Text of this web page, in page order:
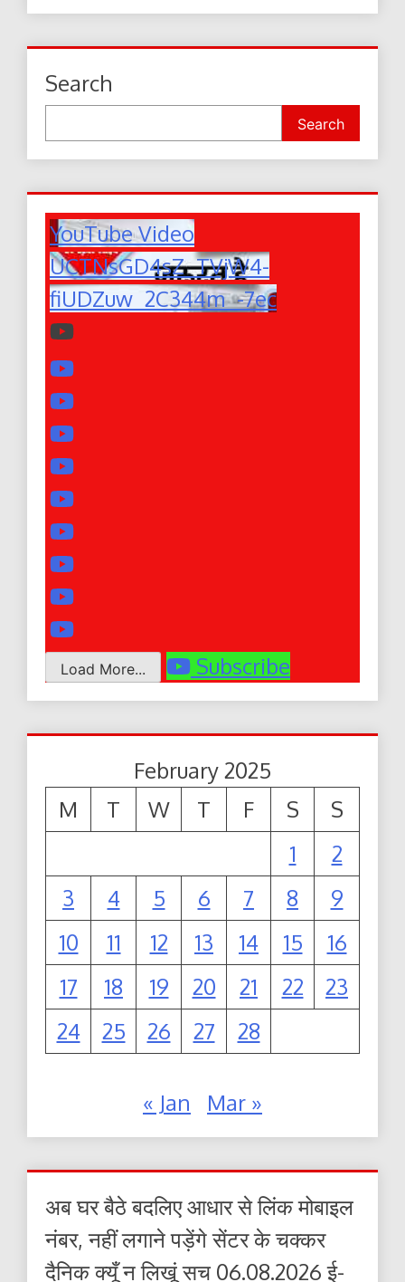
Search
Search
YouTube Video
UCTNsGD4sZ_TVjW4-
fiUDZuw_2C344m_-7ec
Load More... Subscribe
February 2025
M
T W T F S
S
1
2
3
4 5 6 7 8
9
10
11 12 13 14 15
16
17
18 19 20 21 22
23
24
25 26 27 28
« Jan Mar »
अब घर बैठे बदलिए आधार से लिंक मोबाइल
नंबर, नहीं लगाने पड़ेंगे सेंटर के चक्कर
दैनिक क्यूँ न लिखूं सच 06.08.2026 ई-